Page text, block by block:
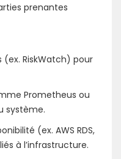
prenantes
(ex. RiskWatch) pour
Prometheus ou
système.
(ex. AWS RDS,
à l’infrastructure.